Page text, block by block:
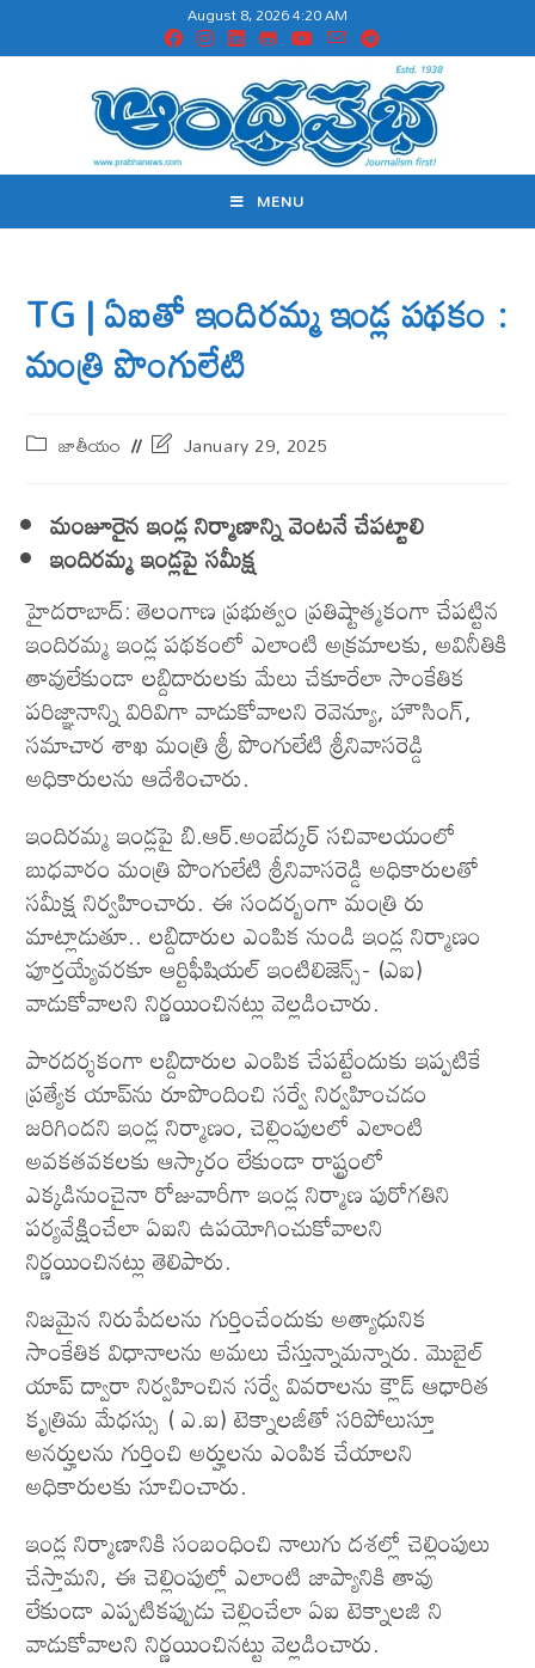
August 8, 2026 4:20 AM
MENU
TG | ఏ‌ఐతో ఇందిర‌మ్మ ఇండ్ల పథకం :
మంత్రి పొంగులేటి
జాతీయం January 29, 2025
మంజూరైన ఇండ్ల నిర్మాణాన్ని వెంటనే చేపట్టాలి
ఇందిరమ్మ ఇండ్లపై సమీక్ష
హైదరాబాద్: తెలంగాణ ప్ర‌భుత్వం ప్ర‌తిష్టాత్మ‌కంగా చేప‌ట్టిన
ఇందిర‌మ్మ ఇండ్ల పథకంలో ఎలాంటి అక్ర‌మాల‌కు, అవినీతికి
తావులేకుండా ల‌బ్దిదారుల‌కు మేలు చేకూరేలా సాంకేతిక
ప‌రిజ్ఞానాన్ని విరివిగా వాడుకోవాల‌ని రెవెన్యూ, హౌసింగ్‌,
స‌మాచార శాఖ మంత్రి శ్రీ పొంగులేటి శ్రీ‌నివాస‌రెడ్డి
అధికారుల‌ను ఆదేశించారు.
ఇందిర‌మ్మ ఇండ్ల‌పై బి.ఆర్.అంబేద్క‌ర్ స‌చివాల‌యంలో
బుధ‌వారం మంత్రి పొంగులేటి శ్రీ‌నివాస‌రెడ్డి అధికారుల‌తో
స‌మీక్ష నిర్వ‌హించారు. ఈ సంద‌ర్బంగా మంత్రి రు
మాట్లాడుతూ.. ల‌బ్దిదారుల ఎంపిక నుండి ఇండ్ల నిర్మాణం
పూర్త‌య్యేవరకూ ఆర్టిఫీషియ‌ల్ ఇంటిలిజెన్స్‌- (ఎఐ)
వాడుకోవాల‌ని నిర్ణ‌యించిన‌ట్లు వెల్ల‌డించారు.
పార‌ద‌ర్శ‌కంగా ల‌బ్దిదారుల ఎంపిక చేప‌ట్టేందుకు ఇప్ప‌టికే
ప్ర‌త్యేక యాప్‌ను రూపొందించి స‌ర్వే నిర్వ‌హించ‌డం
జ‌రిగిందని ఇండ్ల నిర్మాణం, చెల్లింపుల‌లో ఎలాంటి
అవ‌క‌త‌వ‌క‌ల‌కు ఆస్కారం లేకుండా రాష్ట్రంలో
ఎక్క‌డినుంచైనా రోజువారీగా ఇండ్ల నిర్మాణ పురోగ‌తిని
పర్యవేక్షించేలా ఏ‌ఐని ఉప‌యోగించుకోవాల‌ని
నిర్ణ‌యించిన‌ట్లు తెలిపారు.
నిజ‌మైన‌ నిరుపేద‌ల‌ను గుర్తించేందుకు అత్యాధునిక
సాంకేతిక విధానాల‌ను అమలు చేస్తున్నామన్నారు. మొబైల్
యాప్ ద్వారా నిర్వ‌హించిన స‌ర్వే వివ‌రాల‌ను క్లౌడ్ ఆధారిత
కృత్రిమ మేధ‌స్సు ( ఎ.ఐ) టెక్నాల‌జీతో సరిపోలుస్తూ
అనర్హులను గుర్తించి అర్హులను ఎంపిక చేయాలని
అధికారులకు సూచించారు.
ఇండ్ల నిర్మాణానికి సంబంధించి నాలుగు దశల్లో చెల్లింపులు
చేస్తామని, ఈ చెల్లింపుల్లో ఎలాంటి జాప్యానికి తావు
లేకుండా ఎప్పటికప్పుడు చెల్లించేలా ఏ‌ఐ టెక్నాలజి ని
వాడుకోవాలని నిర్ణయించినట్టు వెల్లడించారు.